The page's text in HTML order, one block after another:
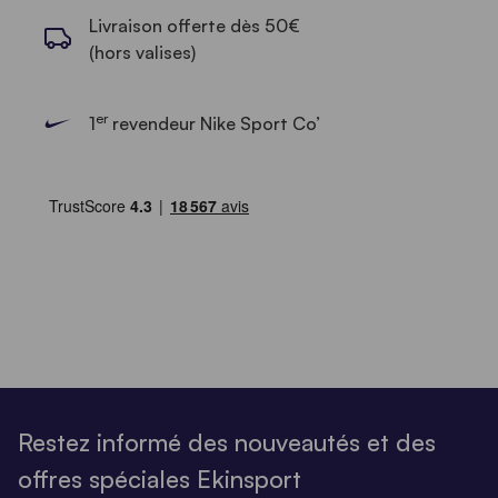
Livraison offerte dès 50€
(hors valises)
1errevendeur Nike Sport Co’
Restez informé des nouveautés et des
offres spéciales Ekinsport